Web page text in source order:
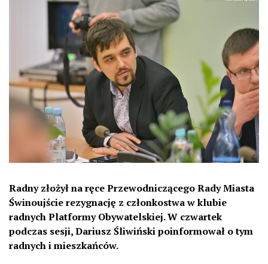
Radny złożył na ręce Przewodniczącego Rady Miasta
Świnoujście rezygnację z członkostwa w klubie
radnych Platformy Obywatelskiej. W czwartek
podczas sesji, Dariusz Śliwiński poinformował o tym
radnych i mieszkańców.